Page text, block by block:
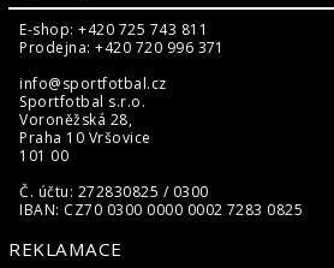
E-shop: +420 725 743 811
Prodejna: +420 720 996 371
info@sportfotbal.cz
Sportfotbal s.r.o.
Voroněžská 28,
Praha 10 Vršovice
101 00
Č. účtu: 272830825 / 0300
IBAN: CZ70 0300 0000 0002 7283 0825
REKLAMACE